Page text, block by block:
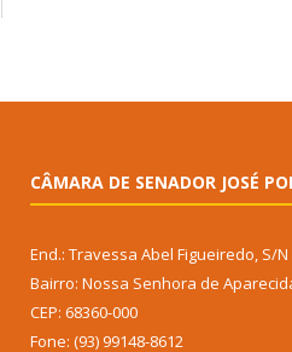
CÂMARA DE SENADOR JOSÉ
End.: Travessa Abel Figueiredo, S/N
Bairro: Nossa Senhora de
CEP: 68360-000
Fone: (93) 99148-8612